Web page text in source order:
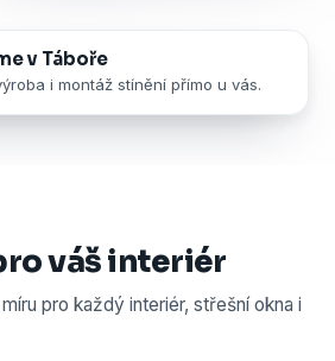
v Táboře
i montáž stínění přímo u vás.
váš interiér
pro každý interiér, střešní okna i